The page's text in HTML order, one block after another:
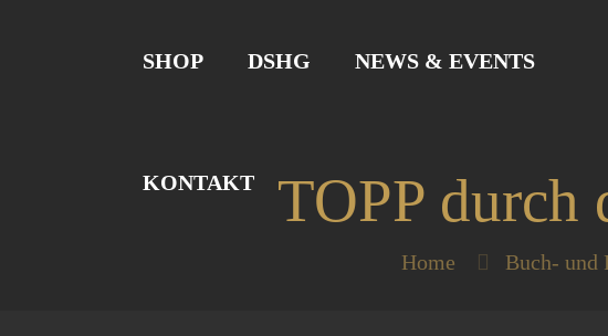
SHOP DSHG NEWS & EVENTS
KONTAKT TOPP durch
Home Buch- und